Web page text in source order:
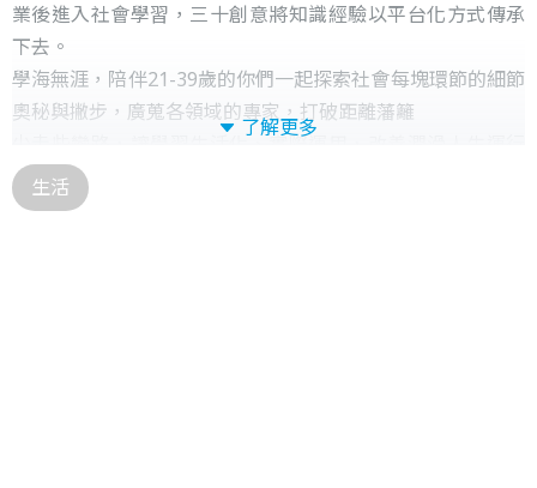
業後進入社會學習，三十創意將知識經驗以平台化方式傳承
下去。
學海無涯，陪伴21-39歲的你們一起探索社會每塊環節的細節
奧秘與撇步，廣蒐各領域的專家，打破距離藩籬
少走些彎路，讓學習生活化、實際運用，改善潤滑人生運行
的軸承！
比月薪更重要的是剩不到22K的人生，長度有限，
了解更多
生活